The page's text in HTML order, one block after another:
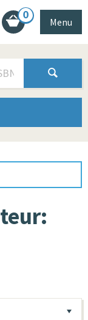
0
Menu